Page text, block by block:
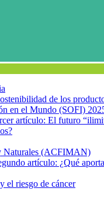
de los
en el Mundo (SOFI)
artículo: El futuro
Naturales (ACFIMAN)
artículo: ¿Qué
el riesgo de cáncer